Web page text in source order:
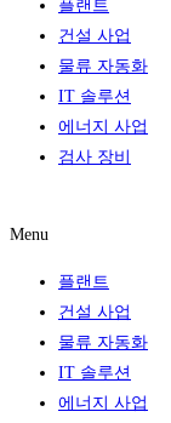
플랜트
건설 사업
물류 자동화
IT 솔루션
에너지 사업
검사 장비
Menu
플랜트
건설 사업
물류 자동화
IT 솔루션
에너지 사업